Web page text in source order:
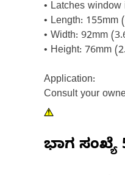
• Latches
• Length: 155mm
• Width: 92mm
• Height: 76mm
Application:
Consult your
ಭಾಗ ಸಂಖ್ಯೆ